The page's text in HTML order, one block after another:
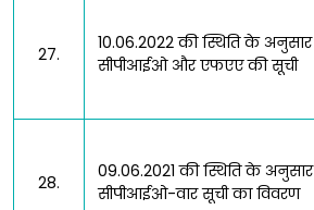
27.
10.06.2022 की स्थिति के अनुसार
सीपीआईओ और एफएए की सूची
28.
09.06.2021 की स्थिति के अनुसार
सीपीआईओ-वार सूची का विवरण